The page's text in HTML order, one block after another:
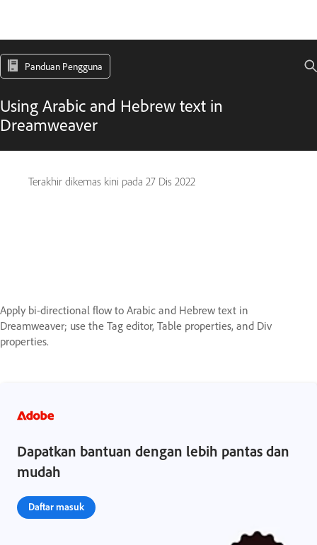
Panduan Pengguna
Using Arabic and Hebrew text in
Dreamweaver
Terakhir dikemas kini pada 27 Dis 2022
Apply bi-directional flow to Arabic and Hebrew text in
Dreamweaver; use the Tag editor, Table properties, and Div
properties.
Dapatkan bantuan dengan lebih pantas dan
mudah
Daftar masuk